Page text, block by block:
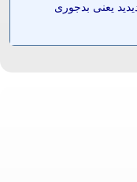
یعنی بدجوری